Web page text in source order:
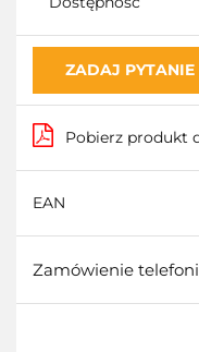
ZADAJ PYTANIE
Pobierz produkt
EAN
Zamówienie